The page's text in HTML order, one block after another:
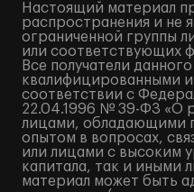
Настоящий материал
распространения и не
ограниченной группы
или соответствующих
Все получатели
квалифицированными
соответствии с
22.04.1996 № 39-ФЗ «О
лицами, обладающими
опытом в вопросах,
или лицами с высоким
капитала, так и иными
материал может быть